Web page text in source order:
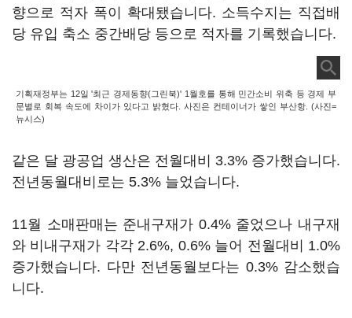
향으로 적자 폭이 확대됐습니다. 소득수지는 직접배
당 유입 축소 중간배당 등으로 적자를 기록했습니다.
기획재정부는 12일 '최근 경제동향(그린북)' 1월호를 통해 민간소비 위축 등 경제 부
문별로 회복 속도에 차이가 있다고 밝혔다. 사진은 컨테이너가 쌓인 부산항. (사진=
뉴시스)
같은 달 광공업 생산은 전월대비 3.3% 증가했습니다.
전년동월대비로는 5.3% 늘었습니다.
11월 소매판매는 준내구재가 0.4% 줄었으나 내구재
와 비내구재가 각각 2.6%, 0.6% 늘어 전월대비 1.0%
증가했습니다. 다만 전년동월보다는 0.3% 감소했습
니다.